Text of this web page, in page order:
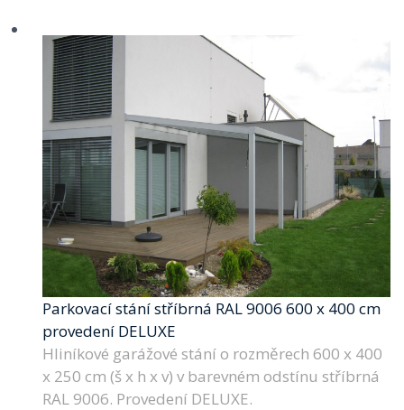
Parkovací stání stříbrná RAL 9006 600 x 400 cm
provedení DELUXE
Hliníkové garážové stání o rozměrech 600 x 400
x 250 cm (š x h x v) v barevném odstínu stříbrná
RAL 9006. Provedení DELUXE.